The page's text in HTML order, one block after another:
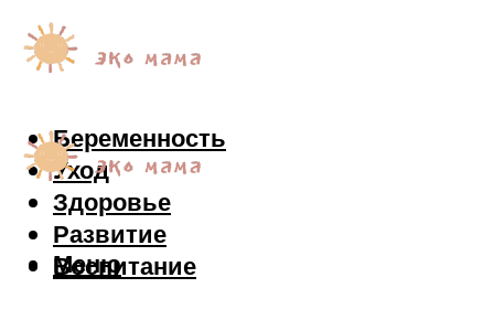
Беременность
Уход
Здоровье
Развитие
Воспитание
Меню